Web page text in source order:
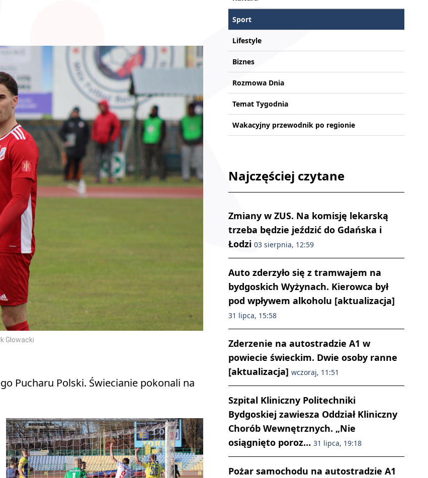
Głowacki
Pucharu Polski. Świecianie pokonali na
Sport
Lifestyle
Biznes
Rozmowa Dnia
Temat Tygodnia
Wakacyjny przewodnik po regionie
Najczęściej czytane
Zmiany w ZUS. Na komisję lekarską
trzeba będzie jeździć do Gdańska i
Łodzi 03 sierpnia, 12:59
Auto zderzyło się z tramwajem na
bydgoskich Wyżynach. Kierowca był
pod wpływem alkoholu [aktualizacja]
31 lipca, 15:58
Zderzenie na autostradzie A1 w
powiecie świeckim. Dwie osoby ranne
[aktualizacja] wczoraj, 11:51
Szpital Kliniczny Politechniki
Bydgoskiej zawiesza Oddział Kliniczny
Chorób Wewnętrznych. „Nie
osiągnięto poroz… 31 lipca, 19:18
Pożar samochodu na autostradzie A1